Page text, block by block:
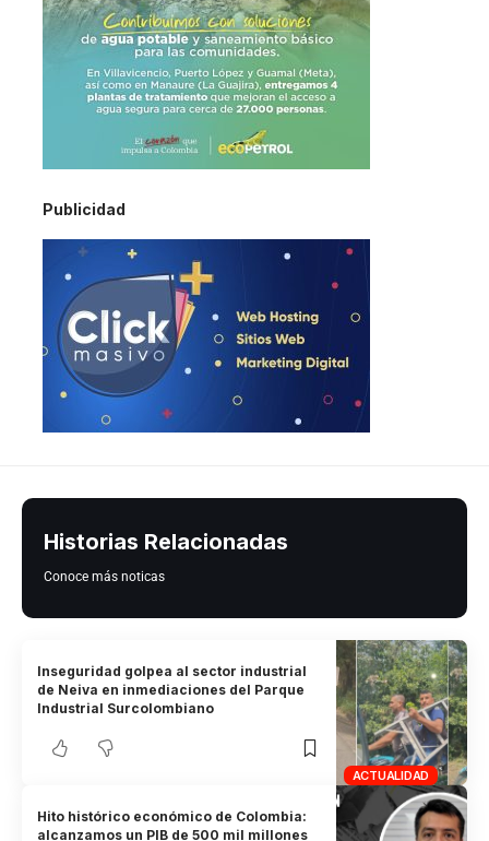
Publicidad
Historias Relacionadas
Conoce más noticas
ACTUALIDAD
Inseguridad golpea al sector industrial
de Neiva en inmediaciones del Parque
Industrial Surcolombiano
Hito histórico económico de Colombia:
alcanzamos un PIB de 500 mil millones